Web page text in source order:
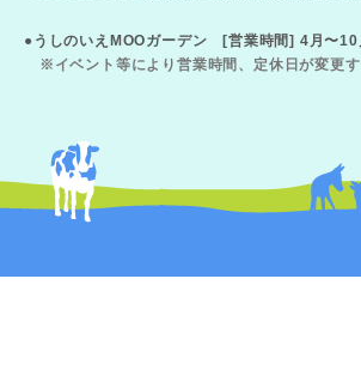
●うしのいえMOOガーデン [営業時間] 4月〜
※イベント等により営業時間、定休日が変更す